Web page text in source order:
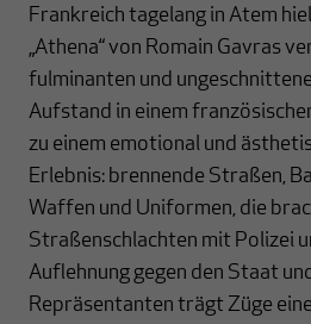
Frankreich tagelang in Atem
„Athena“ von Romain Gavras
fulminanten und
Aufstand in einem
zu einem emotional und
Erlebnis: brennende Straßen,
Waffen und Uniformen, die
Straßenschlachten mit Polizei
Auflehnung gegen den Staat
Repräsentanten trägt Züge